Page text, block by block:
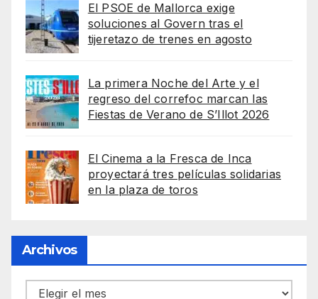
El PSOE de Mallorca exige
soluciones al Govern tras el
tijeretazo de trenes en agosto
La primera Noche del Arte y el
regreso del correfoc marcan las
Fiestas de Verano de S’Illot 2026
El Cinema a la Fresca de Inca
proyectará tres películas solidarias
en la plaza de toros
Archivos
Archivos